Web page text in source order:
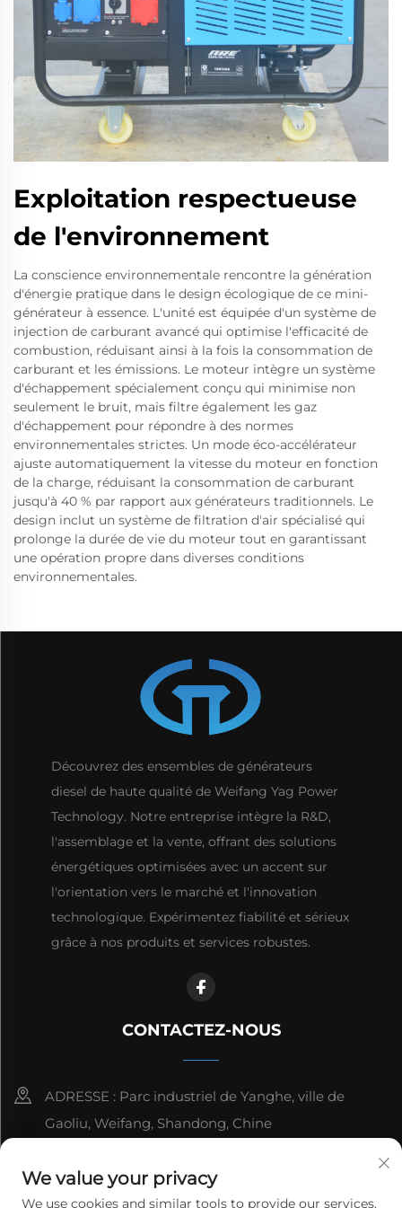
Exploitation respectueuse
de l'environnement
La conscience environnementale rencontre la génération
d'énergie pratique dans le design écologique de ce mini-
générateur à essence. L'unité est équipée d'un système de
injection de carburant avancé qui optimise l'efficacité de
combustion, réduisant ainsi à la fois la consommation de
carburant et les émissions. Le moteur intègre un système
d'échappement spécialement conçu qui minimise non
seulement le bruit, mais filtre également les gaz
d'échappement pour répondre à des normes
environnementales strictes. Un mode éco-accélérateur
ajuste automatiquement la vitesse du moteur en fonction
de la charge, réduisant la consommation de carburant
jusqu'à 40 % par rapport aux générateurs traditionnels. Le
design inclut un système de filtration d'air spécialisé qui
prolonge la durée de vie du moteur tout en garantissant
une opération propre dans diverses conditions
environnementales.
Découvrez des ensembles de générateurs
diesel de haute qualité de Weifang Yag Power
Technology. Notre entreprise intègre la R&D,
l'assemblage et la vente, offrant des solutions
énergétiques optimisées avec un accent sur
l'orientation vers le marché et l'innovation
technologique. Expérimentez fiabilité et sérieux
grâce à nos produits et services robustes.
CONTACTEZ-NOUS
ADRESSE : Parc industriel de Yanghe, ville de
Gaoliu, Weifang, Shandong, Chine
[email protected]
We value your privacy
We use cookies and similar tools to provide our services.